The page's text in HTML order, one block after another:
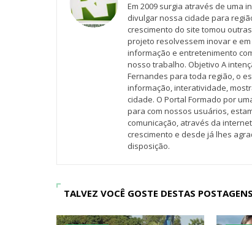
Em 2009 surgia através de uma
divulgar nossa cidade para
crescimento do site tomou
projeto resolvessem inovar e
informação e entretenimento
nosso trabalho. Objetivo A
Fernandes para toda região, o
informação, interatividade,
cidade. O Portal Formado por
para com nossos usuários,
comunicação, através da
crescimento e desde já lhes
disposição.
TALVEZ VOCÊ GOSTE DESTAS POSTAGENS